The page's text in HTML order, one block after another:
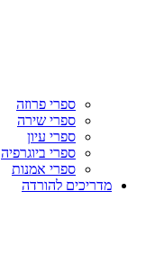
ספרי פרוזה
ספרי שירה
ספרי עיון
ספרי ביוגרפיה
ספרי אמנות
מדריכים להורדה